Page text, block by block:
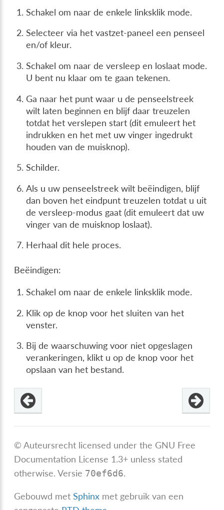
Schakel om naar de enkele linksklik mode.
Selecteer via het vastzet-paneel een penseel
en/of kleur.
Schakel om naar de versleep en loslaat mode.
U bent nu klaar om te gaan tekenen.
Ga naar het punt waar u de penseelstreek
wilt laten beginnen en blijf daar treuzelen
totdat het verslepen start (dit emuleert het
indrukken en het met uw vinger ingedrukt
houden van de muisknop).
Schilder.
Als u uw penseelstreek wilt beëindigen, blijf
dan boven het eindpunt treuzelen totdat u uit
de versleep-modus gaat (dit emuleert dat uw
vinger van de muisknop loslaat).
Herhaal dit hele proces.
Beëindigen:
Schakel om naar de enkele linksklik mode.
Klik op de knop voor het sluiten van het
venster.
Bij de waarschuwing voor niet opgeslagen
verankeringen, klikt u op de knop voor het
opslaan van het bestand.
© Auteursrecht licensed under the GNU Free
Documentation License 1.3+ unless stated
otherwise.Versie 70ef6d6.
Gebouwd metSphinx met gebruik van een